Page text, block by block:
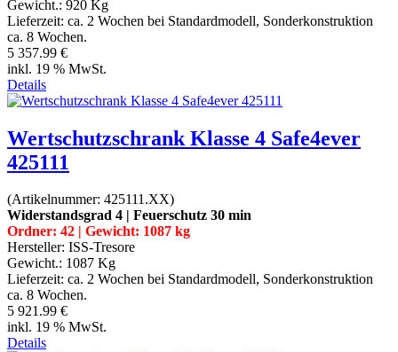
Gewicht.: 920 Kg
Lieferzeit: ca. 2 Wochen bei Standardmodell, Sonderkonstruktion
ca. 8 Wochen.
5 357.99 €
inkl. 19 % MwSt.
Details
Wertschutzschrank Klasse 4 Safe4ever
425111
(Artikelnummer: 425111.XX)
Widerstandsgrad 4 | Feuerschutz 30 min
Ordner: 42 | Gewicht: 1087 kg
Hersteller: ISS-Tresore
Gewicht.: 1087 Kg
Lieferzeit: ca. 2 Wochen bei Standardmodell, Sonderkonstruktion
ca. 8 Wochen.
5 921.99 €
inkl. 19 % MwSt.
Details